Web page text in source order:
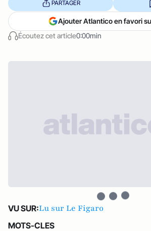
Écoutez cet article0:00min
PARTAGER
Ajouter Atlantico en favori
VU SUR:Lu sur Le Figaro
MOTS-CLES